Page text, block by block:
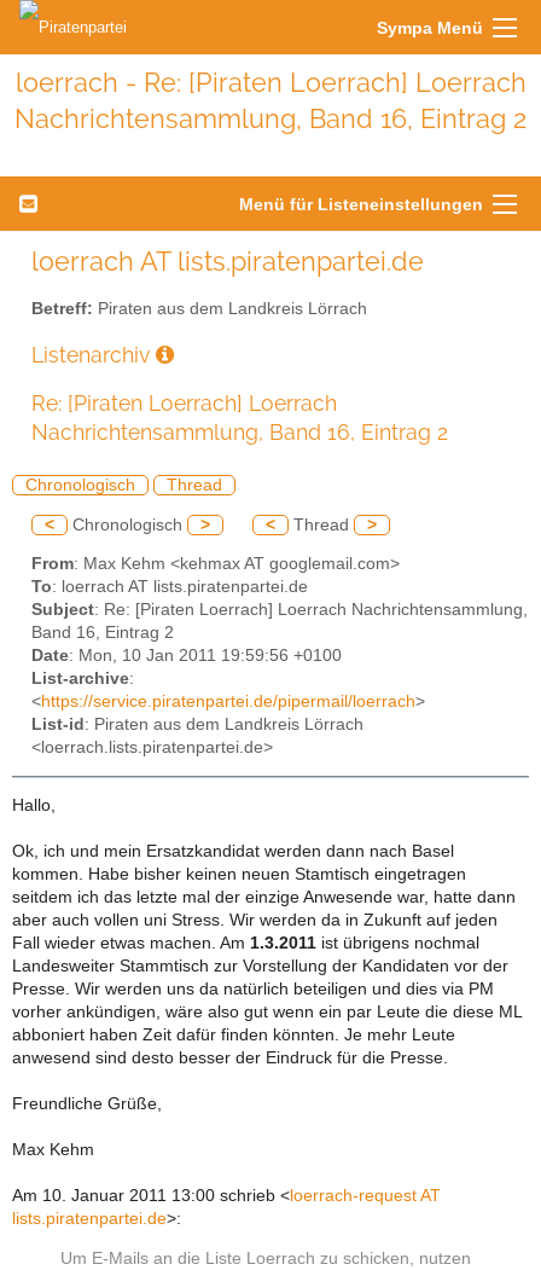
Sympa Menü
loerrach - Re: [Piraten Loerrach] Loerrach
Nachrichtensammlung, Band 16, Eintrag 2
Menü für Listeneinstellungen
loerrach AT lists.piratenpartei.de
Betreff: Piraten aus dem Landkreis Lörrach
Listenarchiv
Re: [Piraten Loerrach] Loerrach
Nachrichtensammlung, Band 16, Eintrag 2
Chronologisch Thread
< Chronologisch > < Thread >
From: Max Kehm <kehmax AT googlemail.com>
To: loerrach AT lists.piratenpartei.de
Subject: Re: [Piraten Loerrach] Loerrach Nachrichtensammlung,
Band 16, Eintrag 2
Date: Mon, 10 Jan 2011 19:59:56 +0100
List-archive:
<https://service.piratenpartei.de/pipermail/loerrach>
List-id : Piraten aus dem Landkreis Lörrach
<loerrach.lists.piratenpartei.de>
Hallo,
Ok, ich und mein Ersatzkandidat werden dann nach Basel
kommen. Habe bisher keinen neuen Stamtisch eingetragen
seitdem ich das letzte mal der einzige Anwesende war, hatte dann
aber auch vollen uni Stress. Wir werden da in Zukunft auf jeden
Fall wieder etwas machen. Am 1.3.2011 ist übrigens nochmal
Landesweiter Stammtisch zur Vorstellung der Kandidaten vor der
Presse. Wir werden uns da natürlich beteiligen und dies via PM
vorher ankündigen, wäre also gut wenn ein par Leute die diese ML
abboniert haben Zeit dafür finden könnten. Je mehr Leute
anwesend sind desto besser der Eindruck für die Presse.
Freundliche Grüße,
Max Kehm
Am 10. Januar 2011 13:00 schrieb < loerrach-request AT
lists.piratenpartei.de>:
Um E-Mails an die Liste Loerrach zu schicken, nutzen